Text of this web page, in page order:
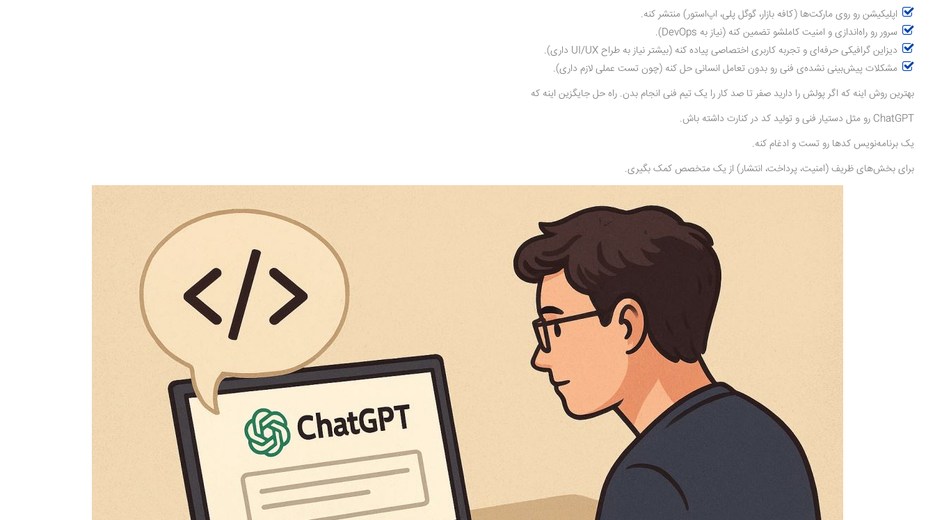
اپلیکیشن رو روی مارکت‌ها (کافه بازار، گوگل پلی، اپ‌استور) منتشر کنه.
سرور رو راه‌اندازی و امنیت کاملشو تضمین کنه (نیاز به DevOps).
دیزاین گرافیکی حرفه‌ای و تجربه کاربری اختصاصی پیاده کنه (بیشتر نیاز به طراح UI/UX داری).
مشکلات پیش‌بینی نشده‌ی فنی رو بدون تعامل انسانی حل کنه (چون تست عملی لازم داری).
بهترین روش اینه که اگر پولش را دارید صفر تا صد کار را یک تیم فنی انجام بدن. راه حل جایگزین اینه که
ChatGPT رو مثل دستیار فنی و تولید کد در کنارت داشته باش.
یک برنامه‌نویس کدها رو تست و ادغام کنه.
برای بخش‌های ظریف (امنیت، پرداخت، انتشار) از یک متخصص کمک بگیری.